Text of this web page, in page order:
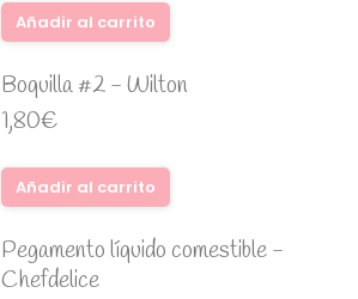
Añadir al carrito
Boquilla #2 - Wilton
1,80€
Añadir al carrito
Pegamento líquido comestible -
Chefdelice